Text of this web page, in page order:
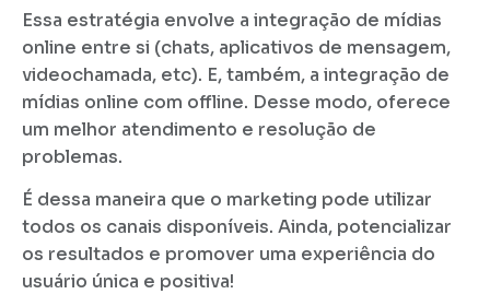
Essa estratégia envolve a integração de mídias
online entre si (chats, aplicativos de mensagem,
videochamada, etc). E, também, a integração de
mídias online com offline. Desse modo, oferece
um melhor atendimento e resolução de
problemas.
É dessa maneira que o marketing pode utilizar
todos os canais disponíveis. Ainda, potencializar
os resultados e promover uma experiência do
usuário única e positiva!